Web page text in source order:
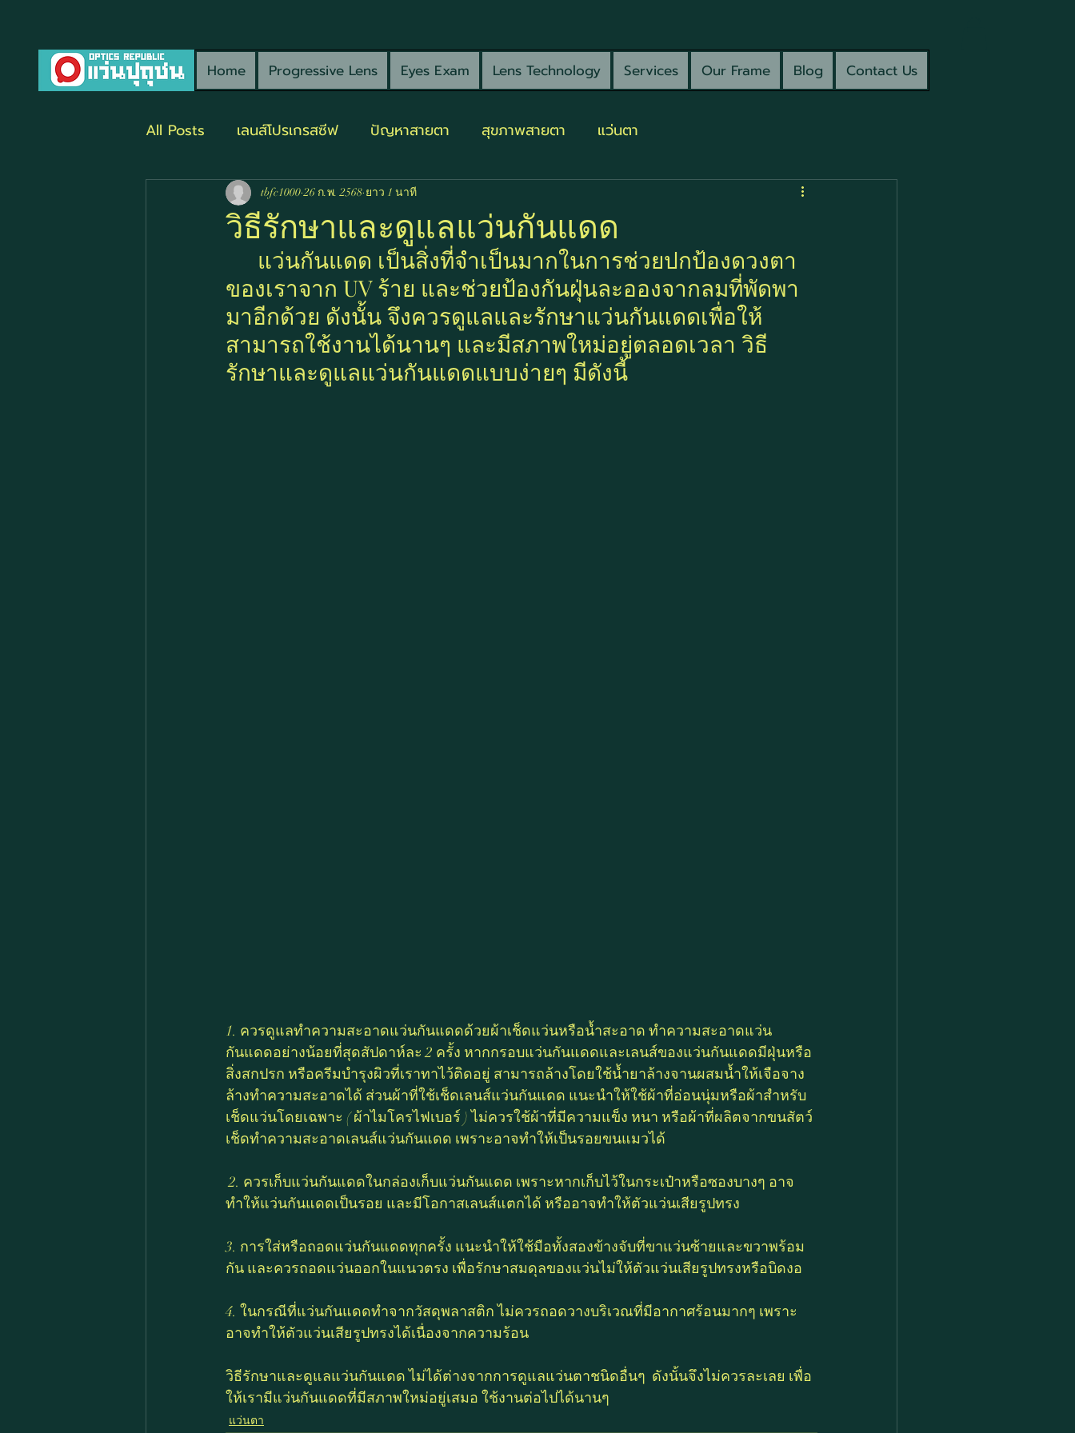
Home Progressive Lens Eyes Exam Lens Technology Services Our Frame Blog Contact Us
All Posts เลนส์โปรเกรสซีฟ ปัญหาสายตา สุขภาพสายตา แว่นตา
วิธีรักษาและดูแลแว่นกันแดด
tbfc1000 26 ก.พ. 2568 ยาว 1 นาที
ของเราจาก UV ร้าย และช่วยป้องกันฝุ่นละอองจากลมที่พัดพา
มาอีกด้วย ดังนั้น จึงควรดูแลและรักษาแว่นกันแดดเพื่อให้
สามารถใช้งานได้นานๆ และมีสภาพใหม่อยู่ตลอดเวลา วิธี
รักษาและดูแลแว่นกันแดดแบบง่ายๆ มีดังนี้
1. ควรดูแลทำความสะอาดแว่นกันแดดด้วยผ้าเช็ดแว่นหรือน้ำสะอาด ทำความสะอาดแว่น
กันแดดอย่างน้อยที่สุดสัปดาห์ละ 2 ครั้ง หากกรอบแว่นกันแดดและเลนส์ของแว่นกันแดดมีฝุ่นหรือ
สิ่งสกปรก หรือครีมบำรุงผิวที่เราทาไว้ติดอยู่ สามารถล้างโดยใช้น้ำยาล้างจานผสมน้ำให้เจือจาง
ล้างทำความสะอาดได้ ส่วนผ้าที่ใช้เช็ดเลนส์แว่นกันแดด แนะนำให้ใช้ผ้าที่อ่อนนุ่มหรือผ้าสำหรับ
เช็ดแว่นโดยเฉพาะ ( ผ้าไมโครไฟเบอร์ ) ไม่ควรใช้ผ้าที่มีความแข็ง หนา หรือผ้าที่ผลิตจากขนสัตว์
เช็ดทำความสะอาดเลนส์แว่นกันแดด เพราะอาจทำให้เป็นรอยขนแมวได้
2. ควรเก็บแว่นกันแดดในกล่องเก็บแว่นกันแดด เพราะหากเก็บไว้ในกระเป๋าหรือซองบางๆ อาจ
ทำให้แว่นกันแดดเป็นรอย และมีโอกาสเลนส์แตกได้ หรืออาจทำให้ตัวแว่นเสียรูปทรง
3. การใส่หรือถอดแว่นกันแดดทุกครั้ง แนะนำให้ใช้มือทั้งสองข้างจับที่ขาแว่นซ้ายและขวาพร้อม
กัน และควรถอดแว่นออกในแนวตรง เพื่อรักษาสมดุลของแว่นไม่ให้ตัวแว่นเสียรูปทรงหรือบิดงอ
4. ในกรณีที่แว่นกันแดดทำจากวัสดุพลาสติก ไม่ควรถอดวางบริเวณที่มีอากาศร้อนมากๆ เพราะ
อาจทำให้ตัวแว่นเสียรูปทรงได้เนื่องจากความร้อน
วิธีรักษาและดูแลแว่นกันแดด ไม่ได้ต่างจากการดูแลแว่นตาชนิดอื่นๆ  ดังนั้นจึงไม่ควรละเลย เพื่อ
ให้เรามีแว่นกันแดดที่มีสภาพใหม่อยู่เสมอ ใช้งานต่อไปได้นานๆ
แว่นตา